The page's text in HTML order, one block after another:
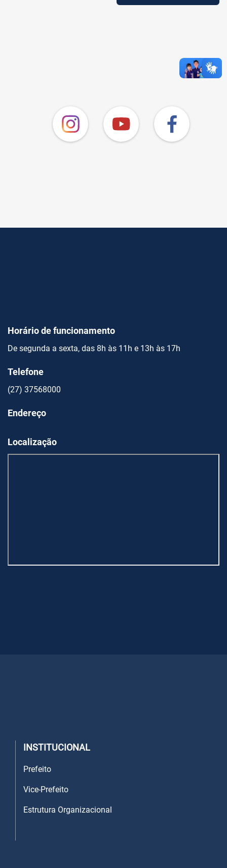
Horário de funcionamento
De segunda a sexta, das 8h às 11h e 13h às 17h
Telefone
(27) 37568000
Endereço
Localização
INSTITUCIONAL
Prefeito
Vice-Prefeito
Estrutura Organizacional